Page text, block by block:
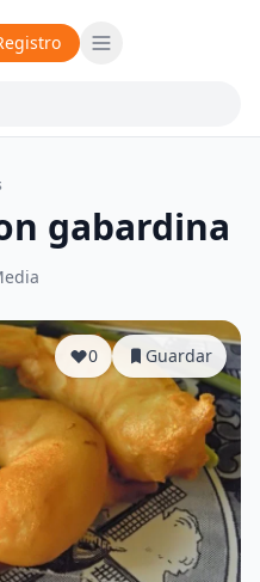
gabardina
0 Guardar